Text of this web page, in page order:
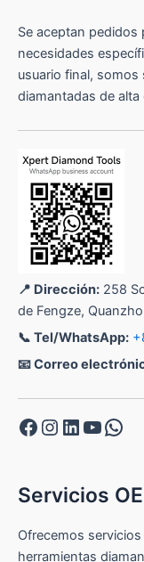
Se aceptan pedidos
necesidades
usuario final, somos
diamantadas de alta
📍 Dirección: 258
de Fengze,
📞 Tel/WhatsApp:
📧 Correo
Facebook
Instagram
LinkedIn
Servicios
Ofrecemos
herramientas